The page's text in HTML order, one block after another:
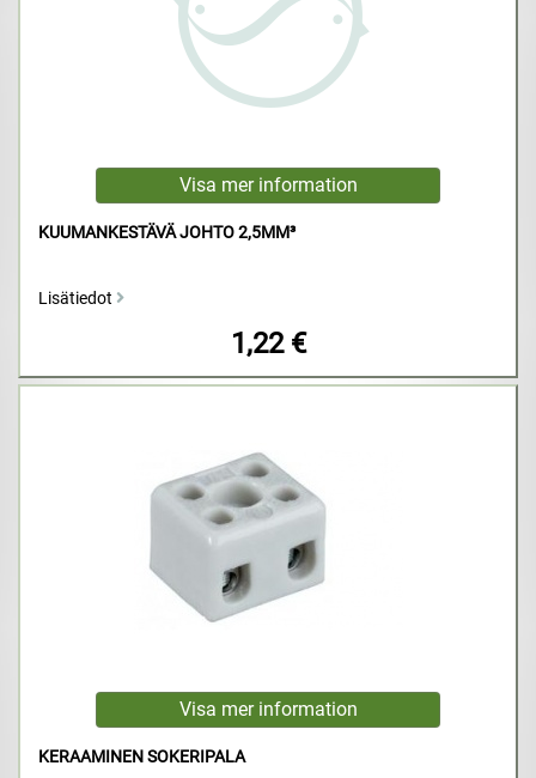
KUUMANKESTÄVÄ JOHTO 2,5MM³
Lisätiedot
1,22 €
KERAAMINEN SOKERIPALA